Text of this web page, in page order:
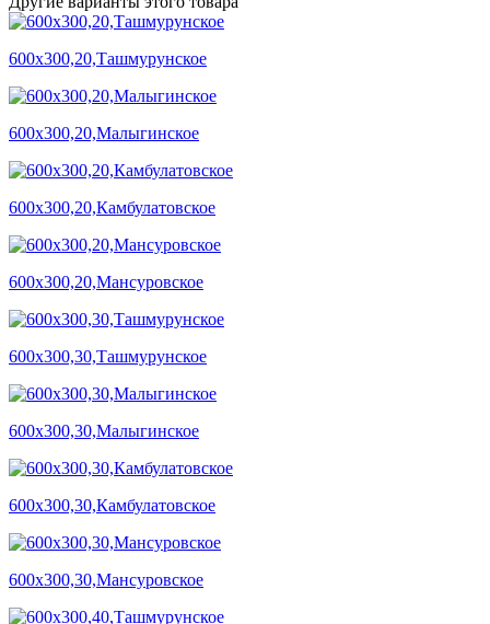
600х300,20,Ташмурунское
600х300,20,Малыгинское
600х300,20,Камбулатовское
600х300,20,Мансуровское
600х300,30,Ташмурунское
600х300,30,Малыгинское
600х300,30,Камбулатовское
600х300,30,Мансуровское